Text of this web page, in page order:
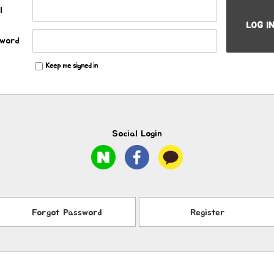
Keep me signed in
LOG IN
Social Login
Forgot Password Register